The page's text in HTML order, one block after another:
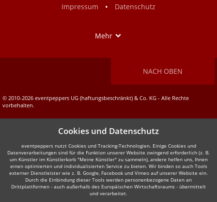
Impressum
• Datenschutz
Mehr
NACH OBEN
© 2010-2026 eventpeppers UG (haftungsbeschränkt) & Co. KG - Alle Rechte
vorbehalten.
Cookies und Datenschutz
eventpeppers nutzt Cookies und Tracking-Technologien. Einige Cookies und
Datenverarbeitungen sind für die Funktion unserer Website zwingend erforderlich (z. B.
um Künstler im Künstlerkorb "Meine Künstler" zu sammeln), andere helfen uns, Ihnen
einen optimierten und individualisierten Service zu bieten. Wir binden so auch Tools
externer Dienstleister wie z. B. Google, Facebook und Vimeo auf unserer Website ein.
Durch die Einbindung dieser Tools werden personenbezogene Daten an
Drittplattformen - auch außerhalb des Europäischen Wirtschaftsraums - übermittelt
und verarbeitet.